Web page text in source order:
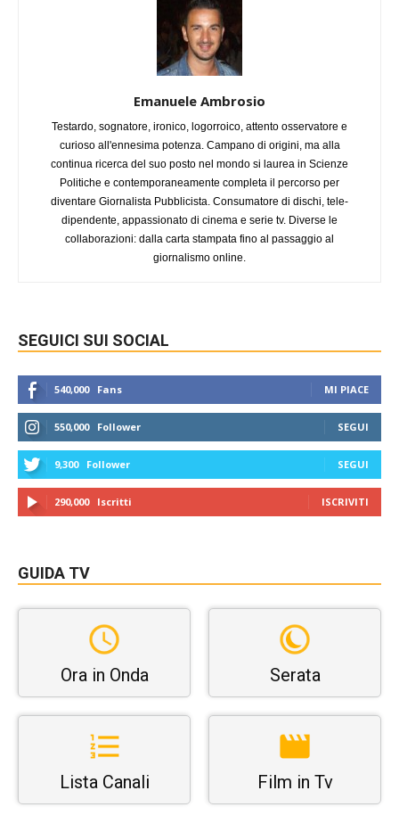
Emanuele Ambrosio
Testardo, sognatore, ironico, logorroico, attento osservatore e
curioso all'ennesima potenza. Campano di origini, ma alla
continua ricerca del suo posto nel mondo si laurea in Scienze
Politiche e contemporaneamente completa il percorso per
diventare Giornalista Pubblicista. Consumatore di dischi, tele-
dipendente, appassionato di cinema e serie tv. Diverse le
collaborazioni: dalla carta stampata fino al passaggio al
giornalismo online.
SEGUICI SUI SOCIAL
540,000 Fans MI PIACE
550,000 Follower SEGUI
9,300 Follower SEGUI
290,000 Iscritti ISCRIVITI
GUIDA TV
Ora in Onda Serata
Lista Canali Film in Tv